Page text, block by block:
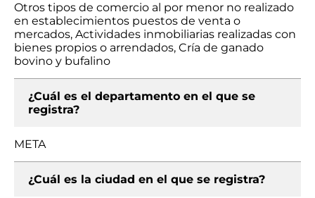
Otros tipos de comercio al por menor no realizado
en establecimientos puestos de venta o
mercados, Actividades inmobiliarias realizadas con
bienes propios o arrendados, Cría de ganado
bovino y bufalino
¿Cuál es el departamento en el que se
registra?
META
¿Cuál es la ciudad en el que se registra?